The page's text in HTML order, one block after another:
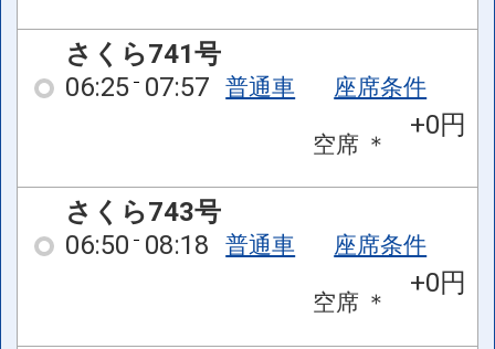
さくら741号
06:25 07:57 普通車 座席条件
空席 ＊
+0円
さくら743号
06:50 08:18 普通車 座席条件
空席 ＊
+0円